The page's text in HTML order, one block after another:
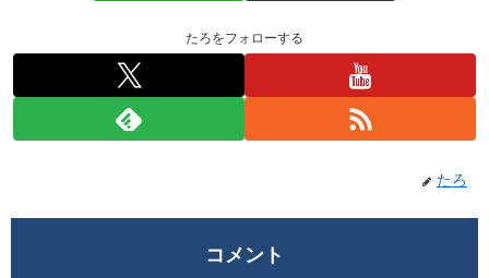
たろをフォローする
たろ
コメント